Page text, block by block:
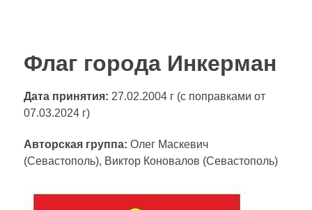
Флаг города Инкерман
Дата принятия: 27.02.2004 г (с поправками от
07.03.2024 г)
Авторская группа: Олег Маскевич
(Севастополь), Виктор Коновалов (Севастополь)